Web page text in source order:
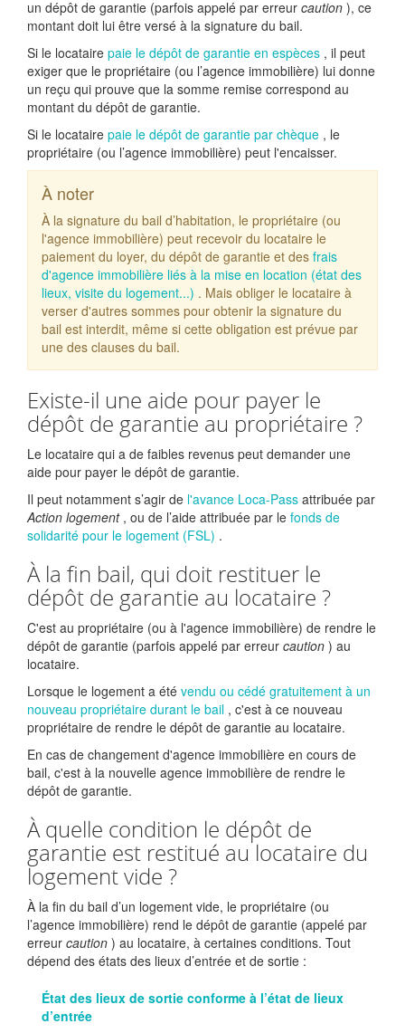
un dépôt de garantie (parfois appelé par erreur caution ), ce
montant doit lui être versé à la signature du bail.
Si le locataire paie le dépôt de garantie en espèces , il peut
exiger que le propriétaire (ou l’agence immobilière) lui donne
un reçu qui prouve que la somme remise correspond au
montant du dépôt de garantie.
Si le locataire paie le dépôt de garantie par chèque , le
propriétaire (ou l’agence immobilière) peut l'encaisser.
À noter
À la signature du bail d’habitation, le propriétaire (ou
l'agence immobilière) peut recevoir du locataire le
paiement du loyer, du dépôt de garantie et des frais
d'agence immobilière liés à la mise en location (état des
lieux, visite du logement...) . Mais obliger le locataire à
verser d'autres sommes pour obtenir la signature du
bail est interdit, même si cette obligation est prévue par
une des clauses du bail.
Existe-il une aide pour payer le
dépôt de garantie au propriétaire ?
Le locataire qui a de faibles revenus peut demander une
aide pour payer le dépôt de garantie.
Il peut notamment s’agir de l'avance Loca-Pass attribuée par
Action logement , ou de l’aide attribuée par le fonds de
solidarité pour le logement (FSL) .
À la fin bail, qui doit restituer le
dépôt de garantie au locataire ?
C'est au propriétaire (ou à l'agence immobilière) de rendre le
dépôt de garantie (parfois appelé par erreur caution ) au
locataire.
Lorsque le logement a été vendu ou cédé gratuitement à un
nouveau propriétaire durant le bail , c'est à ce nouveau
propriétaire de rendre le dépôt de garantie au locataire.
En cas de changement d'agence immobilière en cours de
bail, c'est à la nouvelle agence immobilière de rendre le
dépôt de garantie.
À quelle condition le dépôt de
garantie est restitué au locataire du
logement vide ?
À la fin du bail d’un logement vide, le propriétaire (ou
l’agence immobilière) rend le dépôt de garantie (appelé par
erreur caution ) au locataire, à certaines conditions. Tout
dépend des états des lieux d’entrée et de sortie :
État des lieux de sortie conforme à l’état de lieux
d’entrée